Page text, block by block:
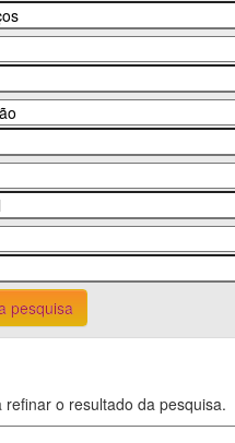
pesquisa
refinar o resultado da pesquisa.